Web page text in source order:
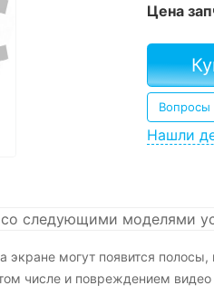
Цена
Вопросы
Нашли
следующими моделями
экране могут появится
числе и повреждением